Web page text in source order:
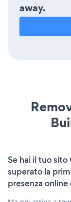
away.
Se hai il tuo
superato la
presenza